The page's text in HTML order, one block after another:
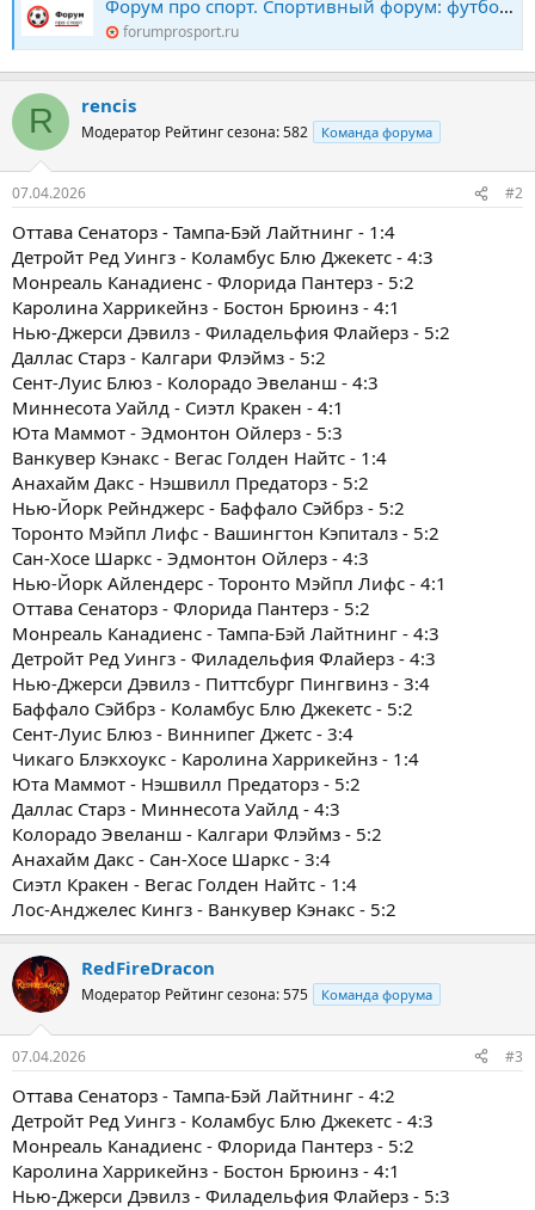
Форум про спорт. Спортивный форум: футбол, хоккей, биатлон, теннис. Конкурс прогнозов
forumprosport.ru
R rencis
Модератор Рейтинг сезона: 582 Команда форума
07.04.2026 #2
Оттава Сенаторз - Тампа-Бэй Лайтнинг - 1:4
Детройт Ред Уингз - Коламбус Блю Джекетс - 4:3
Монреаль Канадиенс - Флорида Пантерз - 5:2
Каролина Харрикейнз - Бостон Брюинз - 4:1
Нью-Джерси Дэвилз - Филадельфия Флайерз - 5:2
Даллас Старз - Калгари Флэймз - 5:2
Сент-Луис Блюз - Колорадо Эвеланш - 4:3
Миннесота Уайлд - Сиэтл Кракен - 4:1
Юта Маммот - Эдмонтон Ойлерз - 5:3
Ванкувер Кэнакс - Вегас Голден Найтс - 1:4
Анахайм Дакс - Нэшвилл Предаторз - 5:2
Нью-Йорк Рейнджерс - Баффало Сэйбрз - 5:2
Торонто Мэйпл Лифс - Вашингтон Кэпиталз - 5:2
Сан-Хосе Шаркс - Эдмонтон Ойлерз - 4:3
Нью-Йорк Айлендерс - Торонто Мэйпл Лифс - 4:1
Оттава Сенаторз - Флорида Пантерз - 5:2
Монреаль Канадиенс - Тампа-Бэй Лайтнинг - 4:3
Детройт Ред Уингз - Филадельфия Флайерз - 4:3
Нью-Джерси Дэвилз - Питтсбург Пингвинз - 3:4
Баффало Сэйбрз - Коламбус Блю Джекетс - 5:2
Сент-Луис Блюз - Виннипег Джетс - 3:4
Чикаго Блэкхоукс - Каролина Харрикейнз - 1:4
Юта Маммот - Нэшвилл Предаторз - 5:2
Даллас Старз - Миннесота Уайлд - 4:3
Колорадо Эвеланш - Калгари Флэймз - 5:2
Анахайм Дакс - Сан-Хосе Шаркс - 3:4
Сиэтл Кракен - Вегас Голден Найтс - 1:4
Лос-Анджелес Кингз - Ванкувер Кэнакс - 5:2
RedFireDracon
Модератор Рейтинг сезона: 575 Команда форума
07.04.2026 #3
Оттава Сенаторз - Тампа-Бэй Лайтнинг - 4:2
Детройт Ред Уингз - Коламбус Блю Джекетс - 4:3
Монреаль Канадиенс - Флорида Пантерз - 5:2
Каролина Харрикейнз - Бостон Брюинз - 4:1
Нью-Джерси Дэвилз - Филадельфия Флайерз - 5:3